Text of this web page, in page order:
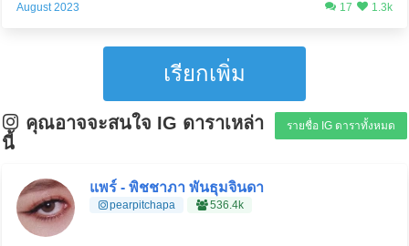
August 2023 17 1.3k
เรียกเพิ่ม
รายชื่อ IG ดาราทั้งหมด
คุณอาจจะสนใจ IG ดาราเหล่า
นี้
แพร์ - พิชชาภา พันธุมจินดา
pearpitchapa 536.4k